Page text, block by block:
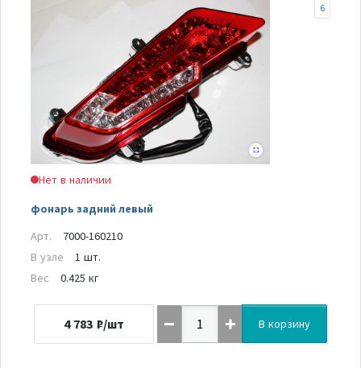
Нет в наличии
фонарь задний левый
6
Арт.
7000-160210
В узле
1 шт.
Вес
0.425 кг
4 783 ₽/шт В корзину